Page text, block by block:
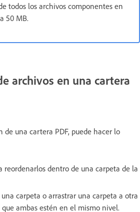
todos los archivos componentes en
50 MB.
archivos en una cartera
de una cartera PDF, puede hacer lo
reordenarlos dentro de una carpeta de la
carpeta o arrastrar una carpeta a otra
ambas estén en el mismo nivel.